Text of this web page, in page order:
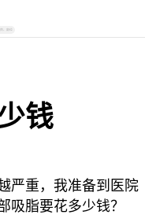
、部位
钱
严重，我准备到医院
吸脂要花多少钱？